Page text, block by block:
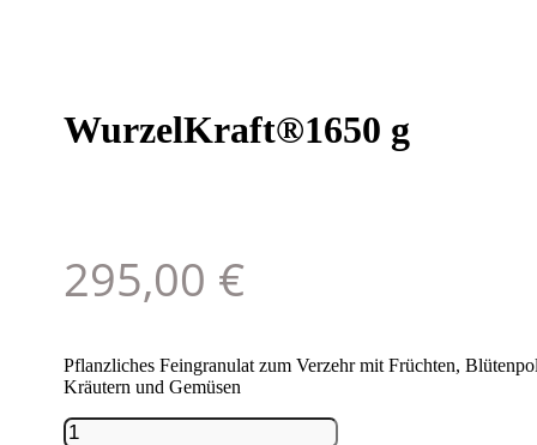
WurzelKraft®1650 g
295,00 €
Pflanzliches Feingranulat zum Verzehr mit Früchten,
Kräutern und Gemüsen
WurzelKraft®1650